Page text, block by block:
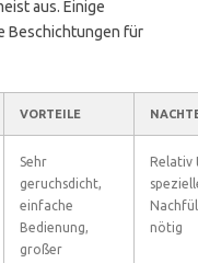
aus. Einige
Beschichtungen für
VORTEILE
Sehr
geruchsdicht,
einfache
Bedienung,
großer
Relativ
nötig